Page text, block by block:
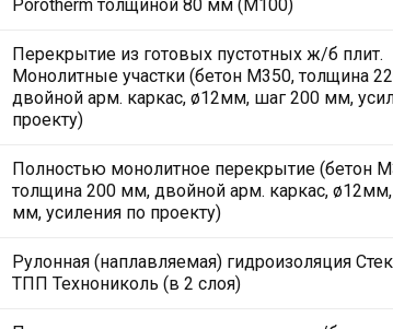
Porotherm толщиной 80 мм (М100)
Перекрытие из готовых пустотных ж/б плит.
Монолитные участки (бетон М350, толщина
двойной арм. каркас, ø12мм, шаг 200 мм,
проекту)
Полностью монолитное перекрытие (бетон
толщина 200 мм, двойной арм. каркас,
мм, усиления по проекту)
Рулонная (наплавляемая) гидроизоляция
ТПП Технониколь (в 2 слоя)